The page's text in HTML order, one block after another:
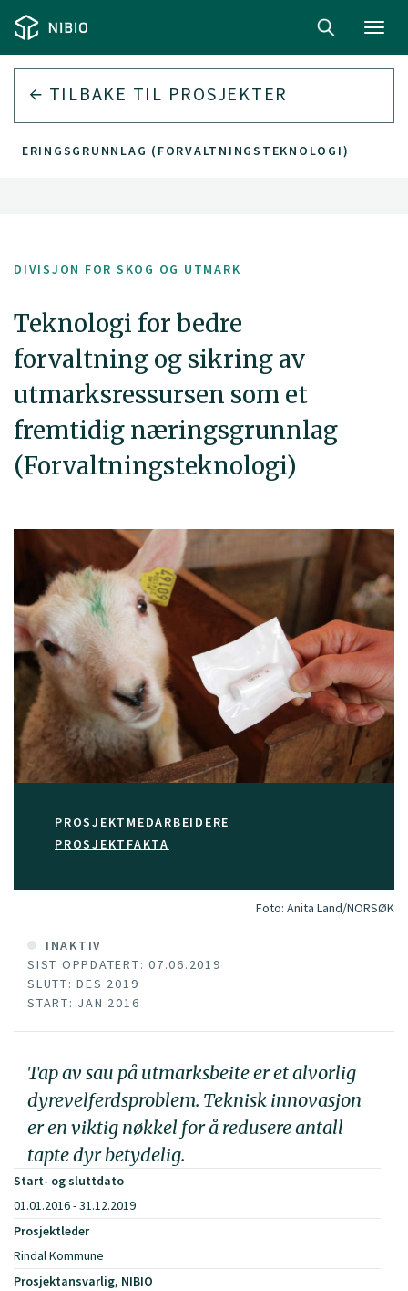
TILBAKE TIL PROSJEKTER
NÆRINGSGRUNNLAG (FORVALTNINGSTEKNOLOGI)
DIVISJON FOR SKOG OG UTMARK
Teknologi for bedre
forvaltning og sikring av
utmarksressursen som et
fremtidig næringsgrunnlag
(Forvaltningsteknologi)
PROSJEKTMEDARBEIDERE
PROSJEKTFAKTA
Foto: Anita Land/NORSØK
INAKTIV
SIST OPPDATERT: 07.06.2019
SLUTT: DES 2019
START: JAN 2016
Tap av sau på utmarksbeite er et alvorlig
dyrevelferdsproblem. Teknisk innovasjon
er en viktig nøkkel for å redusere antall
tapte dyr betydelig.
Start- og sluttdato
01.01.2016 - 31.12.2019
Prosjektleder
Rindal Kommune
Prosjektansvarlig, NIBIO